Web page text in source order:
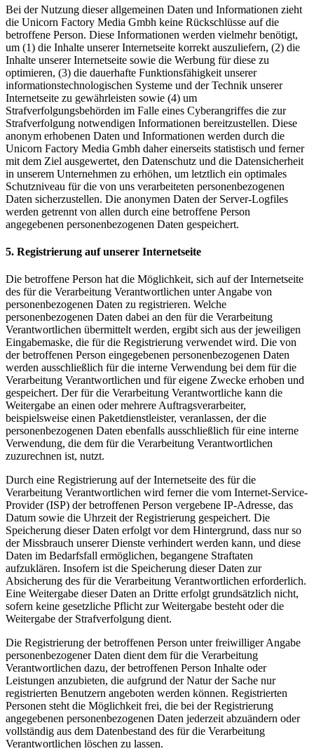
Bei der Nutzung dieser allgemeinen Daten und Informationen zieht
die Unicorn Factory Media Gmbh keine Rückschlüsse auf die
betroffene Person. Diese Informationen werden vielmehr benötigt,
um (1) die Inhalte unserer Internetseite korrekt auszuliefern, (2) die
Inhalte unserer Internetseite sowie die Werbung für diese zu
optimieren, (3) die dauerhafte Funktionsfähigkeit unserer
informationstechnologischen Systeme und der Technik unserer
Internetseite zu gewährleisten sowie (4) um
Strafverfolgungsbehörden im Falle eines Cyberangriffes die zur
Strafverfolgung notwendigen Informationen bereitzustellen. Diese
anonym erhobenen Daten und Informationen werden durch die
Unicorn Factory Media Gmbh daher einerseits statistisch und ferner
mit dem Ziel ausgewertet, den Datenschutz und die Datensicherheit
in unserem Unternehmen zu erhöhen, um letztlich ein optimales
Schutzniveau für die von uns verarbeiteten personenbezogenen
Daten sicherzustellen. Die anonymen Daten der Server-Logfiles
werden getrennt von allen durch eine betroffene Person
angegebenen personenbezogenen Daten gespeichert.
5. Registrierung auf unserer Internetseite
Die betroffene Person hat die Möglichkeit, sich auf der Internetseite
des für die Verarbeitung Verantwortlichen unter Angabe von
personenbezogenen Daten zu registrieren. Welche
personenbezogenen Daten dabei an den für die Verarbeitung
Verantwortlichen übermittelt werden, ergibt sich aus der jeweiligen
Eingabemaske, die für die Registrierung verwendet wird. Die von
der betroffenen Person eingegebenen personenbezogenen Daten
werden ausschließlich für die interne Verwendung bei dem für die
Verarbeitung Verantwortlichen und für eigene Zwecke erhoben und
gespeichert. Der für die Verarbeitung Verantwortliche kann die
Weitergabe an einen oder mehrere Auftragsverarbeiter,
beispielsweise einen Paketdienstleister, veranlassen, der die
personenbezogenen Daten ebenfalls ausschließlich für eine interne
Verwendung, die dem für die Verarbeitung Verantwortlichen
zuzurechnen ist, nutzt.
Durch eine Registrierung auf der Internetseite des für die
Verarbeitung Verantwortlichen wird ferner die vom Internet-Service-
Provider (ISP) der betroffenen Person vergebene IP-Adresse, das
Datum sowie die Uhrzeit der Registrierung gespeichert. Die
Speicherung dieser Daten erfolgt vor dem Hintergrund, dass nur so
der Missbrauch unserer Dienste verhindert werden kann, und diese
Daten im Bedarfsfall ermöglichen, begangene Straftaten
aufzuklären. Insofern ist die Speicherung dieser Daten zur
Absicherung des für die Verarbeitung Verantwortlichen erforderlich.
Eine Weitergabe dieser Daten an Dritte erfolgt grundsätzlich nicht,
sofern keine gesetzliche Pflicht zur Weitergabe besteht oder die
Weitergabe der Strafverfolgung dient.
Die Registrierung der betroffenen Person unter freiwilliger Angabe
personenbezogener Daten dient dem für die Verarbeitung
Verantwortlichen dazu, der betroffenen Person Inhalte oder
Leistungen anzubieten, die aufgrund der Natur der Sache nur
registrierten Benutzern angeboten werden können. Registrierten
Personen steht die Möglichkeit frei, die bei der Registrierung
angegebenen personenbezogenen Daten jederzeit abzuändern oder
vollständig aus dem Datenbestand des für die Verarbeitung
Verantwortlichen löschen zu lassen.